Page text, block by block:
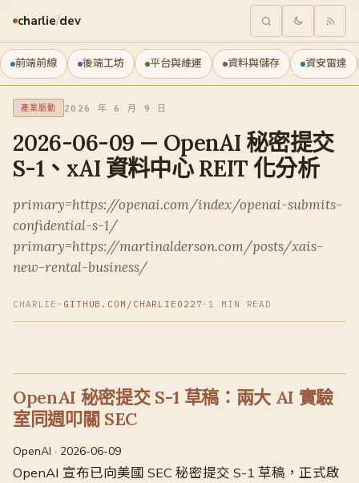
charlie/dev
前端前線 後端工坊 平台與維運 資料與儲存 資安雷達
產業脈動 2026 年 6 月 9 日
2026-06-09 — OpenAI 秘密提交
S-1、xAI 資料中心 REIT 化分析
primary=https://openai.com/index/openai-submits-
confidential-s-1/
primary=https://martinalderson.com/posts/xais-
new-rental-business/
CHARLIE · GITHUB.COM/CHARLIE0227 · 1 MIN READ
OpenAI 秘密提交 S-1 草稿：兩大 AI 實驗
室同週叩關 SEC
OpenAI · 2026-06-09
OpenAI 宣布已向美國 SEC 秘密提交 S-1 草稿，正式啟